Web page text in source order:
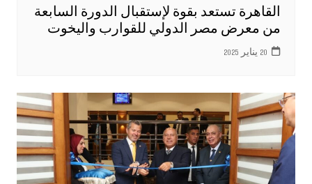
القاهرة تستعد بقوة لإستقبال الدورة السابعة
من معرض مصر الدولي للقوارب واليخوت
20 يناير 2025